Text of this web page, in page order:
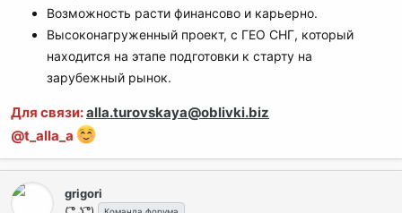
Возможность расти финансово и карьерно.
Высоконагруженный проект, с ГЕО СНГ, который
находится на этапе подготовки к старту на
зарубежный рынок.
Для связи:alla.turovskaya@oblivki.biz
@t_alla_a
grigori
( ͡° ͜ʖ ͡°)